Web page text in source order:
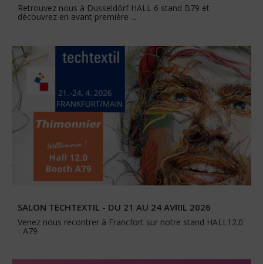
Retrouvez nous à Dusseldörf HALL 6 stand B79 et
découvrez en avant première ...
SALON TECHTEXTIL - DU 21 AU 24 AVRIL 2026
Venez nous recontrer à Francfort sur notre stand HALL12.0
- A79